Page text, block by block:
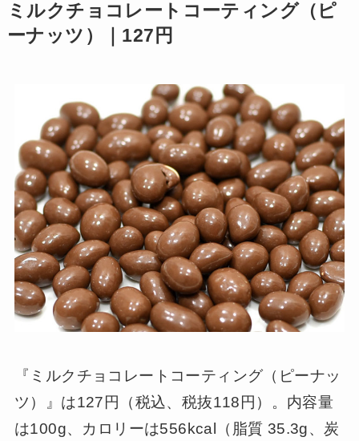
ミルクチョコレートコーティング（ピ
ーナッツ）｜127円
『ミルクチョコレートコーティング（ピーナッ
ツ）』は127円（税込、税抜118円）。内容量
は100g、カロリーは556kcal（脂質 35.3g、炭